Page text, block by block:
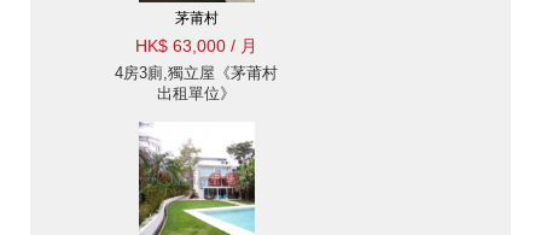
茅莆村
HK$ 63,000 / 月
4房3廁,獨立屋《茅莆村
出租單位》